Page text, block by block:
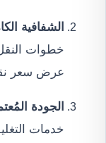
الشفافية
خطوات
عرض سعر
الجودة
خدمات